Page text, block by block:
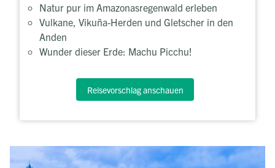
Natur pur im Amazonasregenwald erleben
Vulkane, Vikuña-Herden und Gletscher in den
Anden
Wunder dieser Erde: Machu Picchu!
Reisevorschlag anschauen